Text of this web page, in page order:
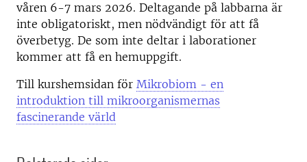
våren 6-7 mars 2026. Deltagande på labbarna är
inte obligatoriskt, men nödvändigt för att få
överbetyg. De som inte deltar i laborationer
kommer att få en hemuppgift.
Till kurshemsidan för Mikrobiom - en
introduktion till mikroorganismernas
fascinerande värld